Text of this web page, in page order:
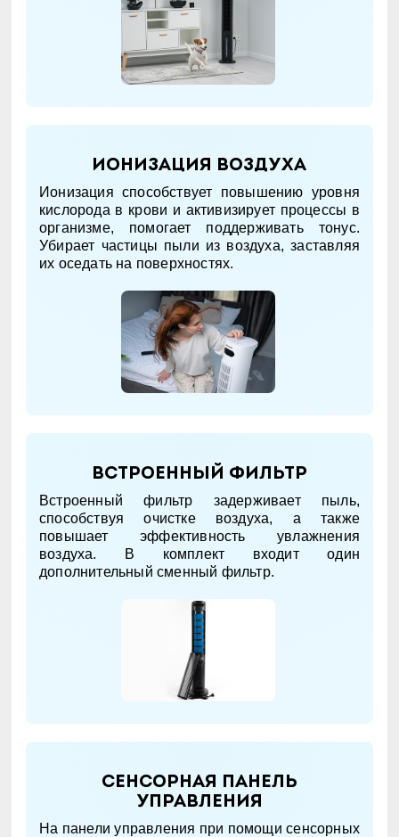
Ионизация воздуха
Ионизация способствует повышению уровня
кислорода в крови и активизирует процессы в
организме, помогает поддерживать тонус.
Убирает частицы пыли из воздуха, заставляя
их оседать на поверхностях.
Встроенный фильтр
Встроенный фильтр задерживает пыль,
способствуя очистке воздуха, а также
повышает эффективность увлажнения
воздуха. В комплект входит один
дополнительный сменный фильтр.
Сенсорная панель
управления
На панели управления при помощи сенсорных